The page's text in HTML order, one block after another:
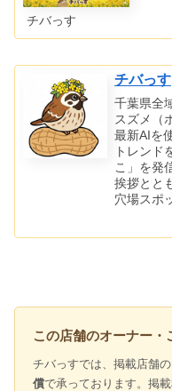
チバっす
チバっす
千葉県全
スズメ（
最新AIを
トレンド
こ」を発
挨拶とと
穴場スポ
この店舗のオーナー・
チバっすでは、掲載店舗
償で承っております。掲